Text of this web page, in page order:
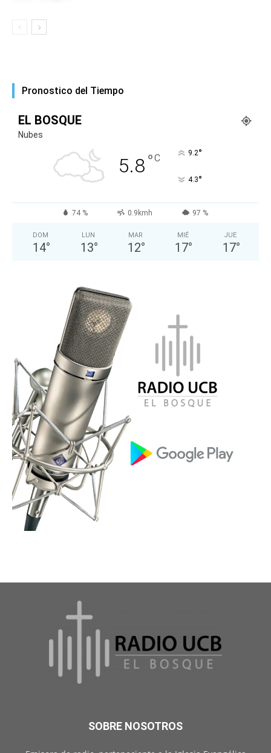
Pronostico del Tiempo
EL BOSQUE
Nubes
5.8°C 9.2°
4.3°
74 % 0.9kmh 97 %
DOM
14°
LUN
13°
MAR
12°
MIÉ
17°
JUE
17°
SOBRE NOSOTROS